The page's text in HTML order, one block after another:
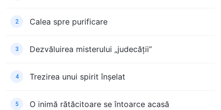
2 Calea spre purificare
3 Dezvăluirea misterului „judecății”
4 Trezirea unui spirit înșelat
5 O inimă rătăcitoare se întoarce acasă